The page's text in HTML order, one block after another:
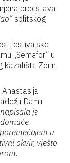
predstava
splitskog
festivalske
„Semafor“ u
kazališta Zorin
Anastasija
i Damir
je
u
okvir, vješto